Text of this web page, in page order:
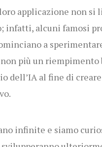
applicazione non si
infatti, alcuni famosi
a
più un riempimento
dell’IA al fine di
infinite e siamo